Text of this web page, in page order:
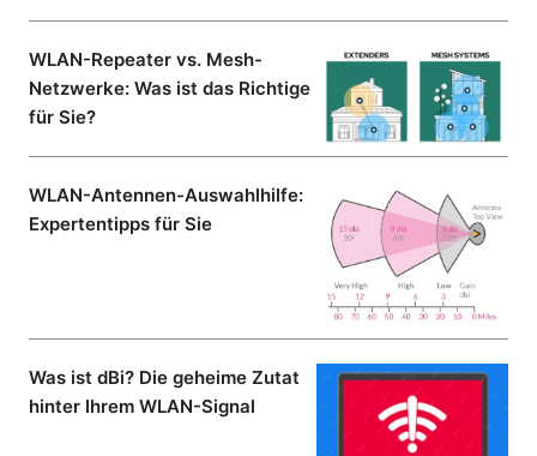
WLAN-Repeater vs. Mesh-
Netzwerke: Was ist das Richtige
für Sie?
WLAN-Antennen-Auswahlhilfe:
Expertentipps für Sie
Was ist dBi? Die geheime Zutat
hinter Ihrem WLAN-Signal